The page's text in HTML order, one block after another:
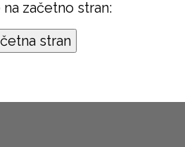
začetno stran: